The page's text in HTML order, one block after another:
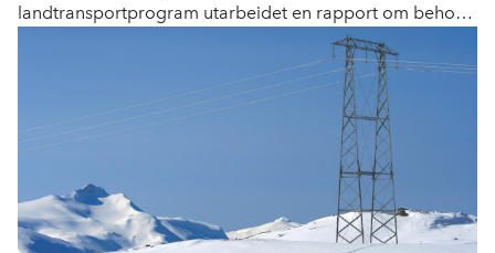
landtransportprogram utarbeidet en rapport om behov
for lade- og fylleinfrastruktur for Norge frem mot 2030
(50 % kutt i CO2) og 0-utslipp i 2040.